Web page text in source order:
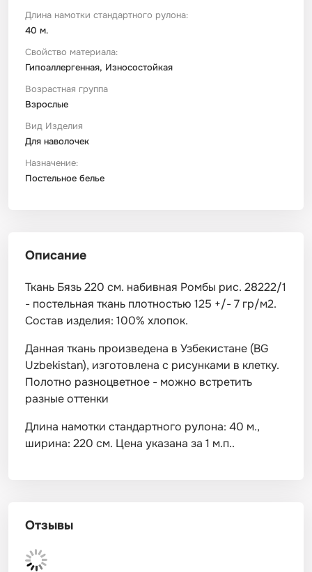
Длина намотки стандартного рулона:
40 м.
Свойство материала:
Гипоаллергенная, Износостойкая
Возрастная группа
Взрослые
Вид Изделия
Для наволочек
Назначение:
Постельное белье
Описание
Ткань Бязь 220 см. набивная Ромбы рис. 28222/1
- постельная ткань плотностью 125 +/- 7 гр/м2.
Состав изделия: 100% хлопок.
Данная ткань произведена в Узбекистане (BG
Uzbekistan), изготовлена с рисунками в клетку.
Полотно разноцветное - можно встретить
разные оттенки
Длина намотки стандартного рулона: 40 м.,
ширина: 220 см. Цена указана за 1 м.п..
Отзывы